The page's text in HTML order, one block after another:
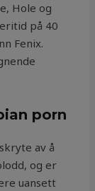
Hole og
på 40
Fenix.
porn
av å
og er
uansett